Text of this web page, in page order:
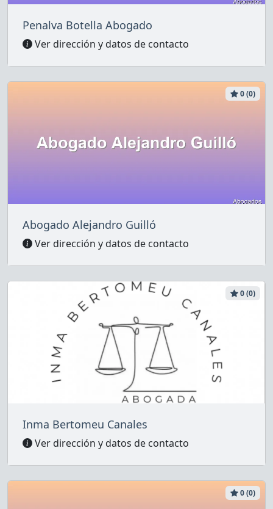
Penalva Botella Abogado
Ver dirección y datos de contacto
0 (0)
Abogado Alejandro Guilló
Ver dirección y datos de contacto
0 (0)
Inma Bertomeu Canales
Ver dirección y datos de contacto
0 (0)